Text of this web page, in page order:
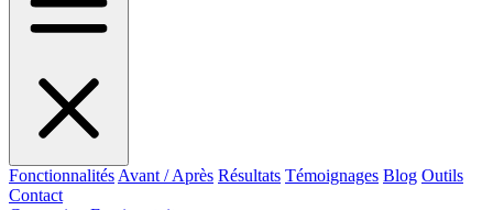
Fonctionnalités Avant / Après Résultats Témoignages Blog Outils
Contact